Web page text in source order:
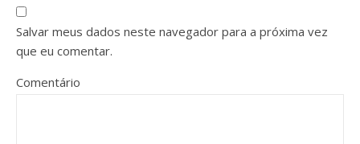
Salvar meus dados neste navegador para a próxima vez
que eu comentar.
Comentário